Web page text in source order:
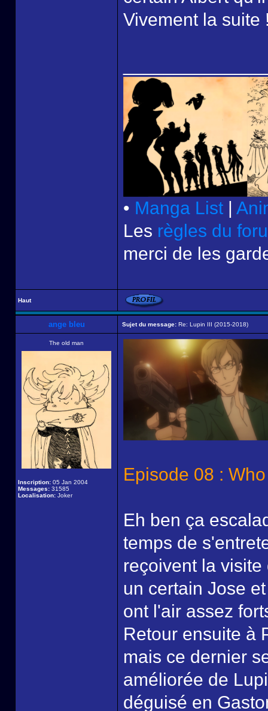
Vivement la suite
• Manga List |
Les règles du
merci de les
Haut
ange bleu Sujet du message: Re: Lupin III (2015-2018)
The old man
Inscription: 05 Jan 2004
Messages: 31585
Localisation: Joker
Episode 08 :
Eh ben ça
temps de
reçoivent la
un certain Jose
ont l'air assez
Retour ensuite à
mais ce dernier
améliorée de
déguisé en